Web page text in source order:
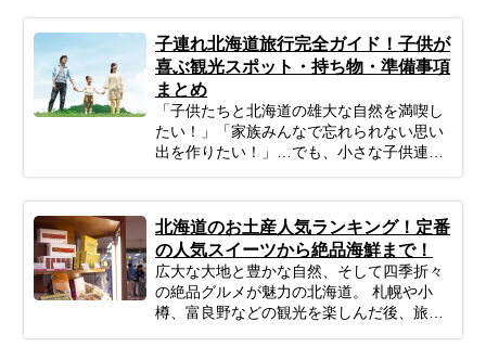
そしてキラキラ輝くガラス工芸など、女子
旅の「好き」がぎゅっと詰まったエリアで
す。 「小樽観光は半日で十分？それとも1
泊するべき？」 「お店がたくさんありすぎ
て、どこに入ればいいかわからない…」 そ
んなあなたのために、今回はプロのツアー
コーディネーターが厳選した、目的別の小
樽おすすめ観光スポットをご紹介します。
グルメ、心静かになれるアートスポットま
で幅広くピックアップ。初めての方からリ
ピーターの方まで、あなたの旅のスタイル
に合わせた「最高の小樽旅」をプランニン
グするための参考にぜひお役立てくださ
い。
子連れ北海道旅行完全ガイド！子供が
喜ぶ観光スポット・持ち物・準備事項
まとめ
「子供たちと北海道の雄大な自然を満喫し
たい！」「家族みんなで忘れられない思い
出を作りたい！」…でも、小さな子供連れ
心ください！ポイントを押さえてしっかり
計画すれば、子連れ北海道旅行は最高の体
験になります。 この記事では、子連れファ
ミリーが北海道旅行を思いっきり楽しむた
めの、計画の立て方の基本から、子供が絶
対喜ぶおすすめスポット＆アクティビテ
ィ、ホテル選びの秘訣、そしてあると便利
北海道のお土産人気ランキング！定番
の人気スイーツから絶品海鮮まで！
広大な大地と豊かな自然、そして四季折々
の絶品グルメが魅力の北海道。 札幌や小
樽、富良野などの観光を楽しんだ後、旅の